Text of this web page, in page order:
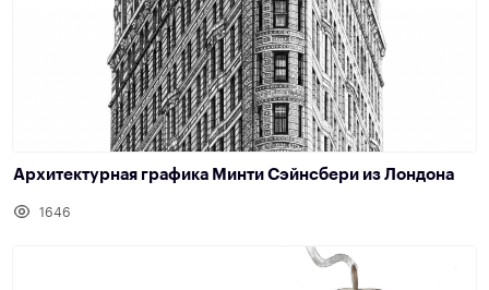
Архитектурная графика Минти Сэйнсбери из Лондона
1646